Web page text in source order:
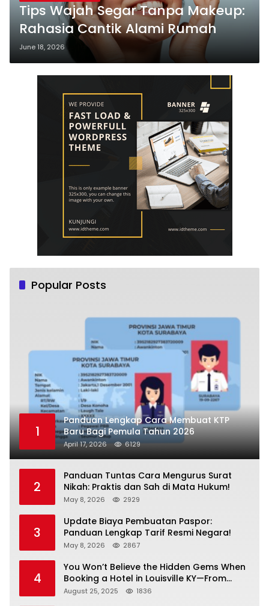
Tips Wajah Segar Tanpa Makeup:
Rahasia Cantik Alami Rumah
June 18, 2026
Popular Posts
1
Panduan Lengkap Cara Membuat KTP
Baru Bagi Pemula Tahun 2026
April 17, 2026 6129
2
Panduan Tuntas Cara Mengurus Surat
Nikah: Praktis dan Sah di Mata Hukum!
May 8, 2026 2929
3
Update Biaya Pembuatan Paspor:
Panduan Lengkap Tarif Resmi Negara!
May 8, 2026 2867
4
You Won’t Believe the Hidden Gems When
Booking a Hotel in Louisville KY—From
Cheap to Luxe!
August 25, 2025 1836